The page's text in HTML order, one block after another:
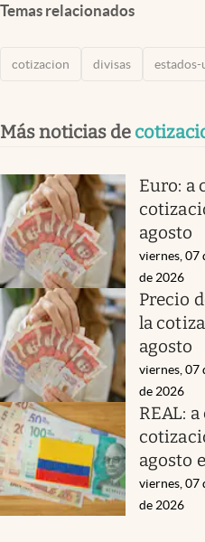
Temas relacionados
cotizacion divisas
Más noticias de
Euro: a
agosto
viernes, 07
de 2026
Precio
la
agosto
viernes, 07
de 2026
REAL:
agosto
viernes, 07
de 2026